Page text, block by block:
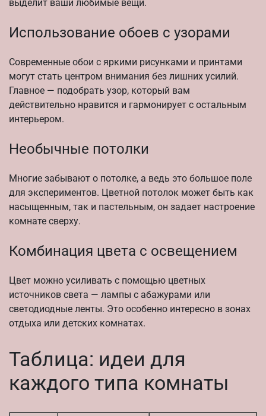
выделит ваши любимые вещи.
Использование обоев с узорами
Современные обои с яркими рисунками и принтами
могут стать центром внимания без лишних усилий.
Главное — подобрать узор, который вам
действительно нравится и гармонирует с остальным
интерьером.
Необычные потолки
Многие забывают о потолке, а ведь это большое поле
для экспериментов. Цветной потолок может быть как
насыщенным, так и пастельным, он задает настроение
комнате сверху.
Комбинация цвета с освещением
Цвет можно усиливать с помощью цветных
источников света — лампы с абажурами или
светодиодные ленты. Это особенно интересно в зонах
отдыха или детских комнатах.
Таблица: идеи для
каждого типа комнаты